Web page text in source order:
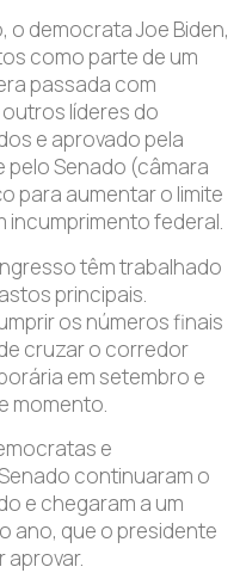
o democrata Joe Biden,
como parte de um
passada com
líderes do
e aprovado pela
pelo Senado (câmara
para aumentar o limite
incumprimento federal.
têm trabalhado
principais.
os números finais
cruzar o corredor
em setembro e
momento.
e
continuaram o
e chegaram a um
ano, que o presidente
aprovar.